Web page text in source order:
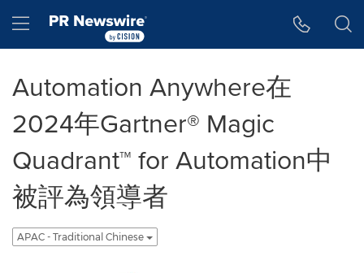
Hamburger menu
Automation Anywhere在
2024年Gartner® Magic
Quadrant™ for Automation中
被評為領導者
APAC - Traditional Chinese